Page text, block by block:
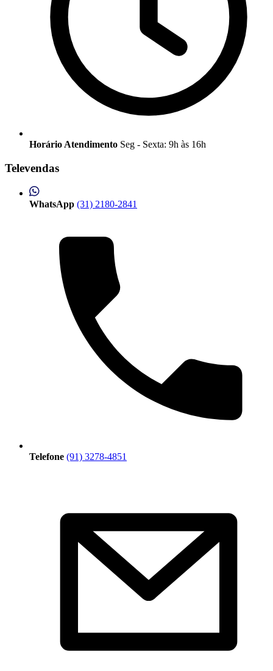
Horário Atendimento Seg - Sexta: 9h às 16h
Televendas
WhatsApp (31) 2180-2841
Telefone (91) 3278-4851